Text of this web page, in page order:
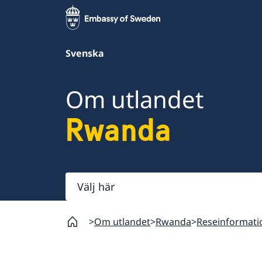
Svenska
Om utlandet
Rwanda
Välj
här
Om utlandet Rwanda